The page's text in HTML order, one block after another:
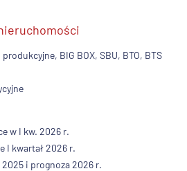
BIG BOX, SBU, BTO, BTS
w I kw. 2026 r.
I kwartał 2026 r.
i prognoza 2026 r.